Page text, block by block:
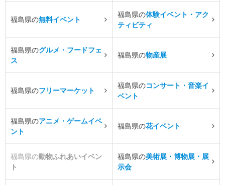
福島県の無料イベント
福島県の体験イベント・アク
ティビティ
福島県のグルメ・フードフェ
ス
福島県の物産展
福島県のフリーマーケット
福島県のコンサート・音楽イ
ベント
福島県のアニメ・ゲームイベ
ント
福島県の花イベント
福島県の動物ふれあいイベン
ト
福島県の美術展・博物展・展
示会